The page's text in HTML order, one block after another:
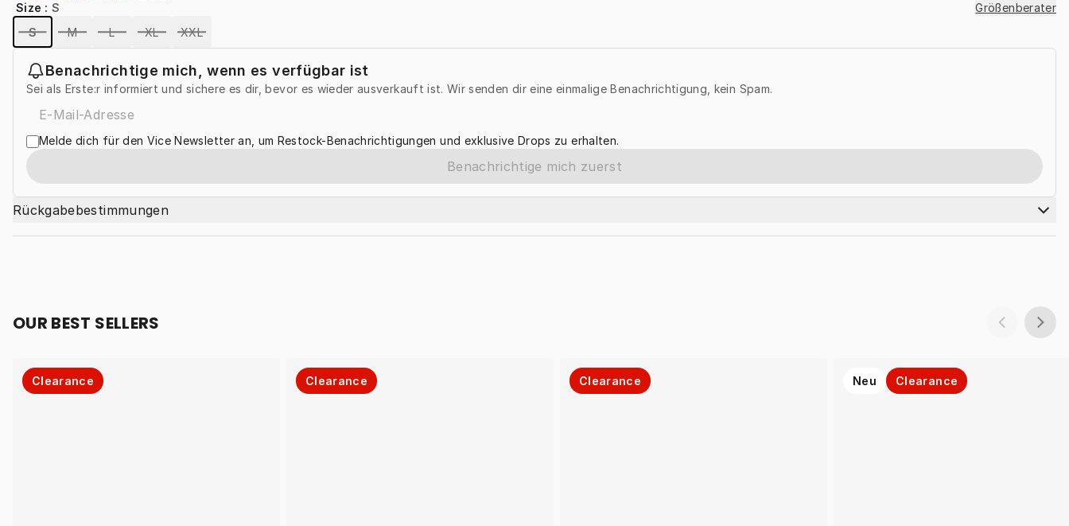
Size :S
Größenberater
S
M L XL XXL
Benachrichtige mich, wenn es verfügbar ist
Sei als Erste:r informiert und sichere es dir, bevor es wieder ausverkauft ist. Wir senden dir eine einmalige Benachrichtigung, kein Spam.
Melde dich für den Vice Newsletter an, um Restock-Benachrichtigungen und exklusive Drops zu erhalten.
Benachrichtige mich zuerst
Rückgabebestimmungen
OUR BEST SELLERS
Clearance Clearance Clearance Neu Clearance